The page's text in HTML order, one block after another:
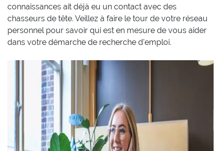
connaissances ait déjà eu un contact avec des
chasseurs de tête. Veillez à faire le tour de votre réseau
personnel pour savoir qui est en mesure de vous aider
dans votre démarche de recherche d’emploi.